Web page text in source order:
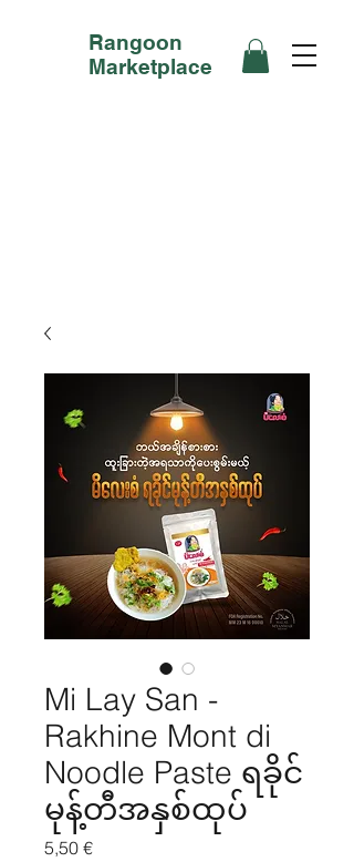
Rangoon
Marketplace
Mi Lay San -
Rakhine Mont di
Noodle Paste ရခိုင်
မုန့်တီအနှစ်ထုပ်
5,50 €Pris